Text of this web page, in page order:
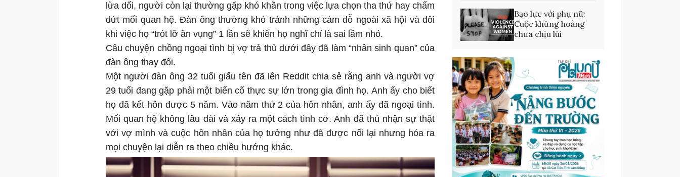
lừa dối, người còn lại thường gặp khó khăn trong việc lựa chọn tha thứ hay chấm
dứt mối quan hệ. Đàn ông thường khó tránh những cám dỗ ngoài xã hội và đôi
khi việc họ “trót lỡ ăn vụng” 1 lần sẽ khiến họ nghĩ chỉ là sai lầm nhỏ.
Câu chuyện chồng ngoại tình bị vợ trả thù dưới đây đã làm “nhân sinh quan” của
đàn ông thay đổi.
Một người đàn ông 32 tuổi giấu tên đã lên Reddit chia sẻ rằng anh và người vợ
29 tuổi đang gặp phải một biến cố thực sự lớn trong gia đình họ. Anh ấy cho biết
họ đã kết hôn được 5 năm. Vào năm thứ 2 của hôn nhân, anh ấy đã ngoại tình.
Mối quan hệ không lâu dài và xảy ra một cách tình cờ. Anh đã thú nhận sự thật
với vợ mình và cuộc hôn nhân của họ tưởng như đã được nối lại nhưng hóa ra
mọi chuyện lại diễn ra theo chiều hướng khác.
Bạo lực với phụ nữ:
Cuộc khủng hoảng
chưa chịu lùi